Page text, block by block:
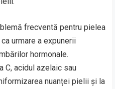
frecventă pentru pielea
urmare a expunerii
hormonale.
C, acidul azelaic sau
nuanței pielii și la